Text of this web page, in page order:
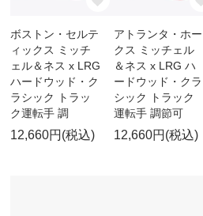
ボストン・セルテ
ィックス ミッチ
ェル＆ネス x LRG
ハードウッド・ク
ラシック トラッ
ク運転手 調
12,660円(税込)
アトランタ・ホー
クス ミッチェル
＆ネス x LRG ハ
ードウッド・クラ
シック トラック
運転手 調節可
12,660円(税込)